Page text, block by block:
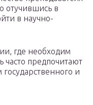
отучившись в
в научно-
где необходим
часто предпочитают
и